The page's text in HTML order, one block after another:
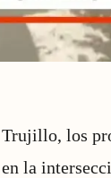
los
la